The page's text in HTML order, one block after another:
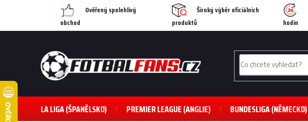
Ověřený spolehlivý
obchod
Široký výběr oficiálních
produktů
hodin
LA LIGA (ŠPANĚLSKO) PREMIER LEAGUE (ANGLIE) BUNDESLIGA (NĚMECKO)